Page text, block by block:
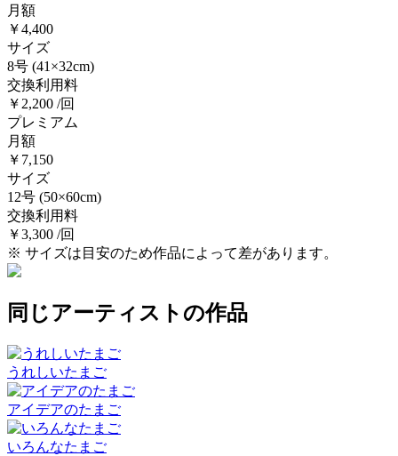
月額
￥4,400
サイズ
8号 (41×32cm)
交換利用料
￥2,200 /回
プレミアム
月額
￥7,150
サイズ
12号 (50×60cm)
交換利用料
￥3,300 /回
※ サイズは目安のため作品によって差があります。
同じアーティストの作品
うれしいたまご
アイデアのたまご
いろんなたまご